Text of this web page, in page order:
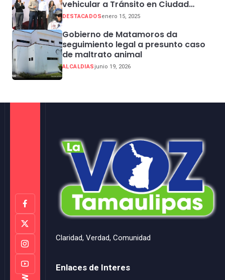
vehicular a Tránsito en Ciudad
Madero
DESTACADOSenero 15, 2025
Gobierno de Matamoros da
seguimiento legal a presunto caso
de maltrato animal
ALCALDIASjunio 19, 2026
Claridad, Verdad, Comunidad
Enlaces de Interes